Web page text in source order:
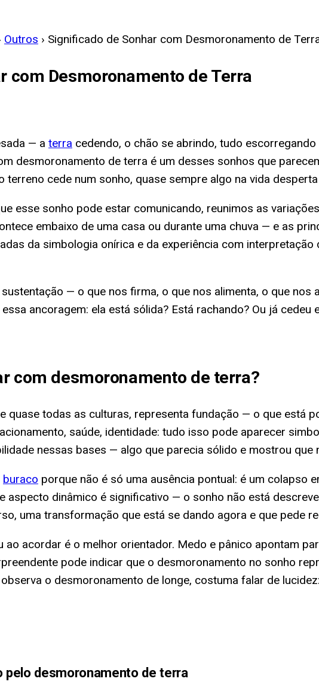
Outros › Significado de Sonhar com Desmoronamento de
com Desmoronamento de Terra
— a terra cedendo, o chão se abrindo, tudo
desmoronamento de terra é um desses sonhos que
terreno cede num sonho, quase sempre algo na vida
esse sonho pode estar comunicando, reunimos as
embaixo de uma casa ou durante uma chuva — e as
da simbologia onírica e da experiência com
— o que nos firma, o que nos alimenta, o que nos
ancoragem: ela está sólida? Está rachando? Ou já
com desmoronamento de terra?
quase todas as culturas, representa fundação — o que está
saúde, identidade: tudo isso pode aparecer
nessas bases — algo que parecia sólido e mostrou que
buraco porque não é só uma ausência pontual: é um colapso
aspecto dinâmico é significativo — o sonho não está
uma transformação que está se dando agora e que pede
ao acordar é o melhor orientador. Medo e pânico apontam
pode indicar que o desmoronamento no sonho
o desmoronamento de longe, costuma falar de
pelo desmoronamento de terra